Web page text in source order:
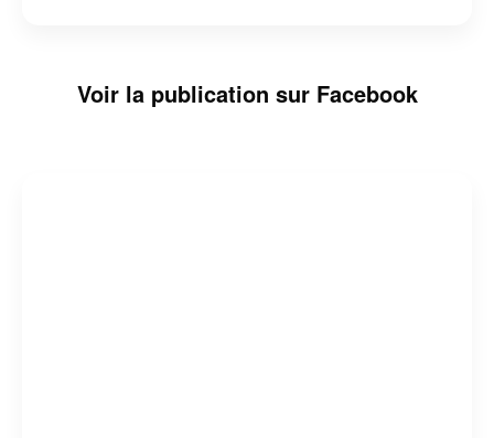
Voir la publication sur Facebook